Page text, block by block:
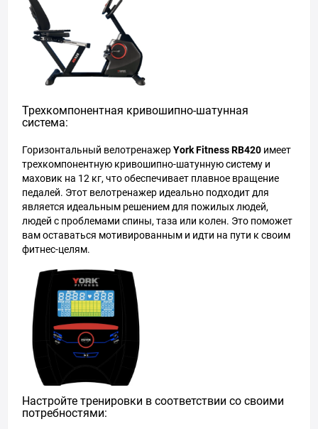
Трехкомпонентная кривошипно-шатунная
система:
Горизонтальный велотренажерYork Fitness RB420 имеет
трехкомпонентную кривошипно-шатунную систему и
маховик на 12 кг, что обеспечивает плавное вращение
педалей. Этот велотренажер идеально подходит для
является идеальным решением для пожилых людей,
людей с проблемами спины, таза или колен. Это поможет
вам оставаться мотивированным и идти на пути к своим
фитнес-целям.
Настройте тренировки в соответствии со своими
потребностями: